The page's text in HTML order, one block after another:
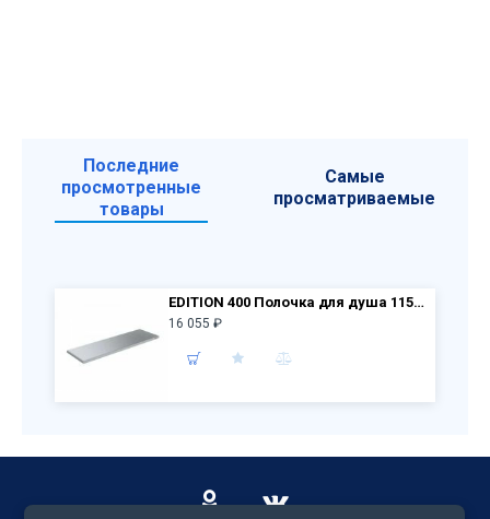
Последние
просмотренные
товары
Самые
просматриваемые
EDITION 400 Полочка для душа 11558 170000 алюминий
16 055 ₽